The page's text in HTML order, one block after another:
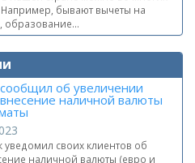
Например, бывают вычеты на
образование...
об увеличении
наличной валюты
своих клиентов об
наличной валюты (евро и